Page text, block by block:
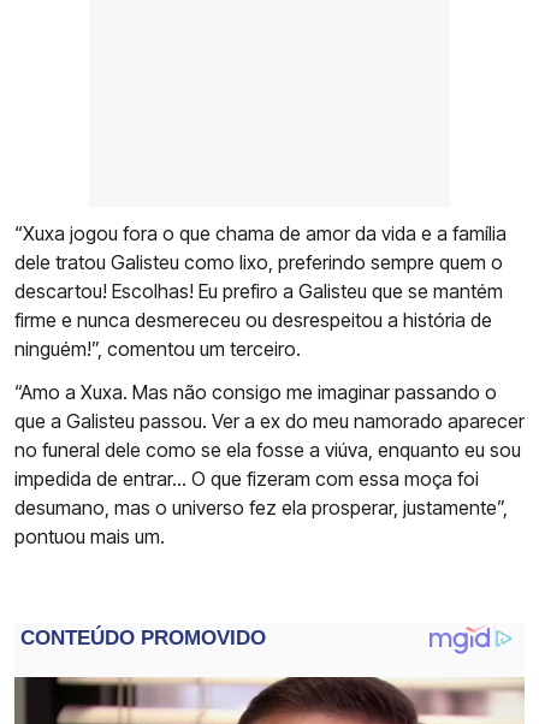
“Xuxa jogou fora o que chama de amor da vida e a família
dele tratou Galisteu como lixo, preferindo sempre quem o
descartou! Escolhas! Eu prefiro a Galisteu que se mantém
firme e nunca desmereceu ou desrespeitou a história de
ninguém!”, comentou um terceiro.
“Amo a Xuxa. Mas não consigo me imaginar passando o
que a Galisteu passou. Ver a ex do meu namorado aparecer
no funeral dele como se ela fosse a viúva, enquanto eu sou
impedida de entrar… O que fizeram com essa moça foi
desumano, mas o universo fez ela prosperar, justamente”,
pontuou mais um.